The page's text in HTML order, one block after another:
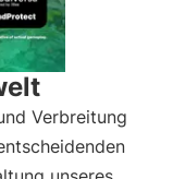
Verbreitung